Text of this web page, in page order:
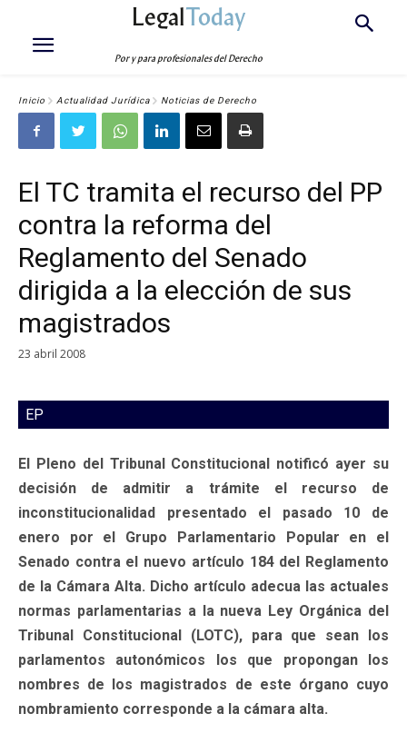
LegalToday
Por y para profesionales del Derecho
Inicio Actualidad Jurídica Noticias de Derecho
El TC tramita el recurso del PP
contra la reforma del
Reglamento del Senado
dirigida a la elección de sus
magistrados
23 abril 2008
EP
El Pleno del Tribunal Constitucional notificó ayer su
decisión de admitir a trámite el recurso de
inconstitucionalidad presentado el pasado 10 de
enero por el Grupo Parlamentario Popular en el
Senado contra el nuevo artículo 184 del Reglamento
de la Cámara Alta. Dicho artículo adecua las actuales
normas parlamentarias a la nueva Ley Orgánica del
Tribunal Constitucional (LOTC), para que sean los
parlamentos autonómicos los que propongan los
nombres de los magistrados de este órgano cuyo
nombramiento corresponde a la cámara alta.